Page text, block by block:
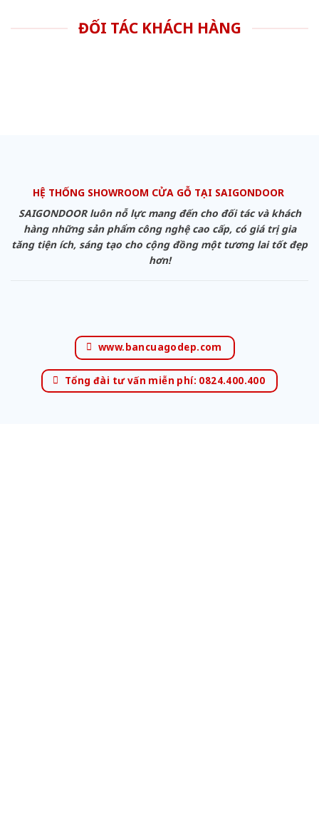
ĐỐI TÁC KHÁCH HÀNG
HỆ THỐNG SHOWROOM CỬA GỖ TẠI SAIGONDOOR
SAIGONDOOR luôn nỗ lực mang đến cho đối tác và khách
hàng những sản phẩm công nghệ cao cấp, có giá trị gia
tăng tiện ích, sáng tạo cho cộng đồng một tương lai tốt đẹp
hơn!
www.bancuagodep.com
Tổng đài tư vấn miễn phí: 0824.400.400